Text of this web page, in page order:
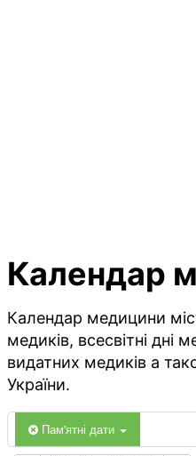
Календар
Календар медицини
медиків, всесвітні дні
видатних медиків а
України.
Пам'ятні дати